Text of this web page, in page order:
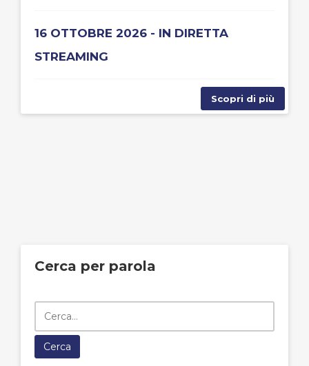
16 OTTOBRE 2026 - IN DIRETTA
STREAMING
Scopri di più
Cerca per parola